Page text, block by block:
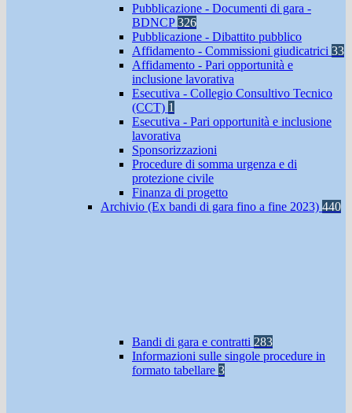
Pubblicazione - Documenti di gara -
BDNCP326
Pubblicazione - Dibattito pubblico
Affidamento - Commissioni giudicatrici 33
Affidamento - Pari opportunità e
inclusione lavorativa
Esecutiva - Collegio Consultivo Tecnico
(CCT) 1
Esecutiva - Pari opportunità e inclusione
lavorativa
Sponsorizzazioni
Procedure di somma urgenza e di
protezione civile
Finanza di progetto
Archivio (Ex bandi di gara fino a fine 2023) 440
Bandi di gara e contratti 283
Informazioni sulle singole procedure in
formato tabellare 3